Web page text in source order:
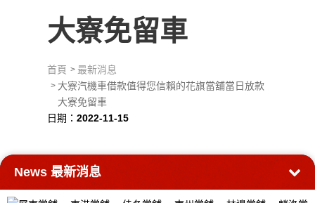
大寮免留車
首頁
最新消息
大寮汽機車借款值得您信賴的花旗當舖當日放款
大寮免留車
日期：2022-11-15
News 最新消息